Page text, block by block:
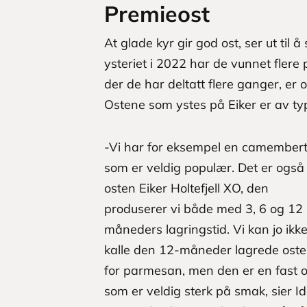
Premieost
At glade kyr gir god ost, ser ut til å
ysteriet i 2022 har de vunnet flere
der de har deltatt flere ganger, er
Ostene som ystes på Eiker er av
-Vi har for eksempel en camembert
som er veldig populær. Det er også
osten Eiker Holtefjell XO, den
produserer vi både med 3, 6 og 12
måneders lagringstid. Vi kan jo ikke
kalle den 12-måneder lagrede
for parmesan, men den er en fast
som er veldig sterk på smak, sier